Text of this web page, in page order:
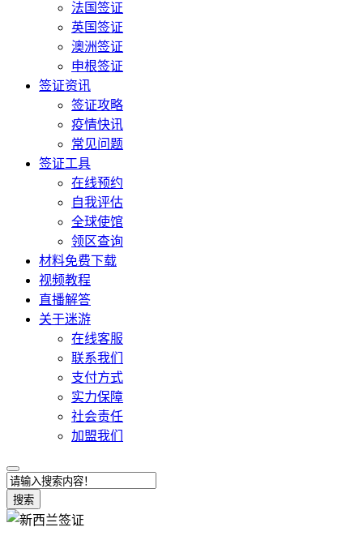
法国签证
英国签证
澳洲签证
申根签证
签证资讯
签证攻略
疫情快讯
常见问题
签证工具
在线预约
自我评估
全球使馆
领区查询
材料免费下载
视频教程
直播解答
关于迷游
在线客服
联系我们
支付方式
实力保障
社会责任
加盟我们
搜索